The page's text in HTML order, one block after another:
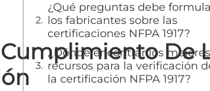
De
¿Qué preguntas debe
los fabricantes sobre las
certificaciones NFPA 1917?
¿Dónde encontrar los mejores
recursos para la verificación
la certificación NFPA 1917?